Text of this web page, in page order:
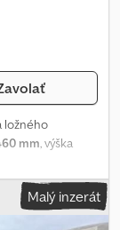
ložného
mm , výška
priestoru:
nápravové
pneumatickým
a
Malý inzerát